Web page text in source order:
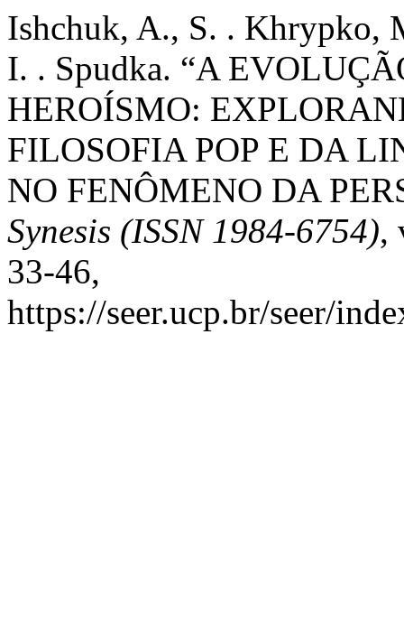
Ishchuk, A., S. . Khrypko,
I. . Spudka. “A
HEROÍSMO:
FILOSOFIA POP E DA
NO FENÔMENO DA
Synesis (ISSN 1984-6754),
33-46,
https://seer.ucp.br/seer/